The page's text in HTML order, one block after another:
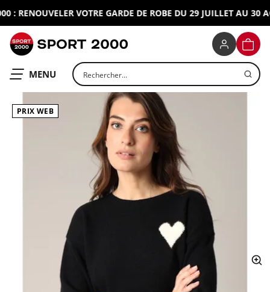
: RENOUVELER VOTRE GARDE DE ROBE DU 29 JUILLET AU 30
OUVRIR LE
MENU Rechercher un produit
PRIX WEB